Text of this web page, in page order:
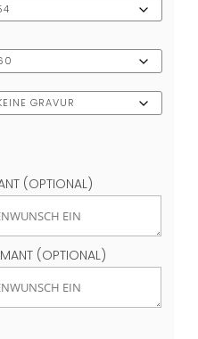
(OPTIONAL)
(OPTIONAL)